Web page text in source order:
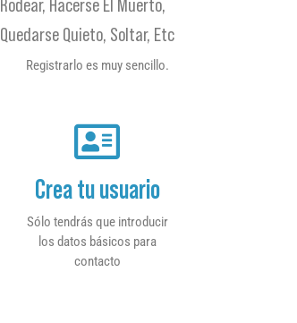
Rodear, Hacerse El Muerto,
Quedarse Quieto, Soltar, Etc
Registrarlo es muy sencillo.
Crea tu usuario
Sólo tendrás que introducir
los datos básicos para
contacto